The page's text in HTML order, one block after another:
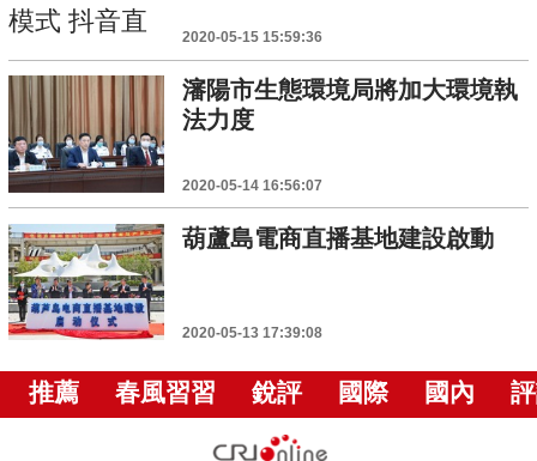
2020-05-15 15:59:36
瀋陽市生態環境局將加大環境執
法力度
2020-05-14 16:56:07
葫蘆島電商直播基地建設啟動
2020-05-13 17:39:08
推薦 春風習習 銳評 國際 國內